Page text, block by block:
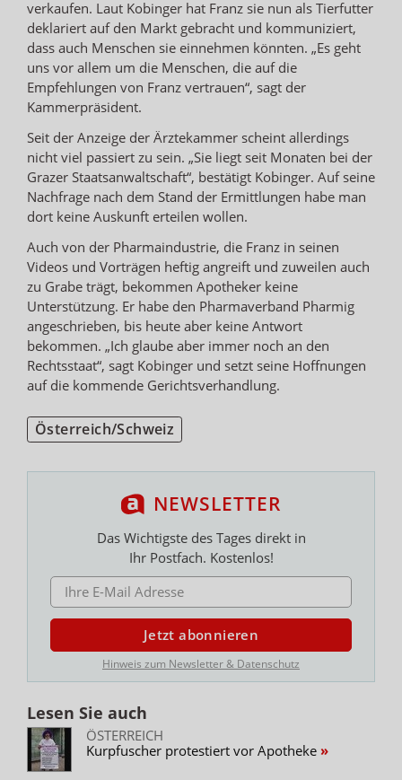
verkaufen. Laut Kobinger hat Franz sie nun als Tierfutter
deklariert auf den Markt gebracht und kommuniziert,
dass auch Menschen sie einnehmen könnten. „Es geht
uns vor allem um die Menschen, die auf die
Empfehlungen von Franz vertrauen“, sagt der
Kammerpräsident.
Seit der Anzeige der Ärztekammer scheint allerdings
nicht viel passiert zu sein. „Sie liegt seit Monaten bei der
Grazer Staatsanwaltschaft“, bestätigt Kobinger. Auf seine
Nachfrage nach dem Stand der Ermittlungen habe man
dort keine Auskunft erteilen wollen.
Auch von der Pharmaindustrie, die Franz in seinen
Videos und Vorträgen heftig angreift und zuweilen auch
zu Grabe trägt, bekommen Apotheker keine
Unterstützung. Er habe den Pharmaverband Pharmig
angeschrieben, bis heute aber keine Antwort
bekommen. „Ich glaube aber immer noch an den
Rechtsstaat“, sagt Kobinger und setzt seine Hoffnungen
auf die kommende Gerichtsverhandlung.
Österreich/Schweiz
NEWSLETTER
Das Wichtigste des Tages direkt in
Ihr Postfach. Kostenlos!
E-MAIL ADRESSE
Jetzt abonnieren
Hinweis zum Newsletter & Datenschutz
Lesen Sie auch
ÖSTERREICH
Kurpfuscher protestiert vor Apotheke